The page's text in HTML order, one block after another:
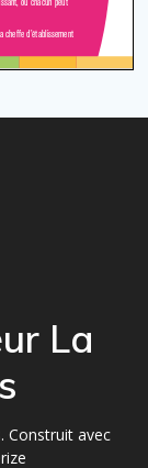
La
Construit avec